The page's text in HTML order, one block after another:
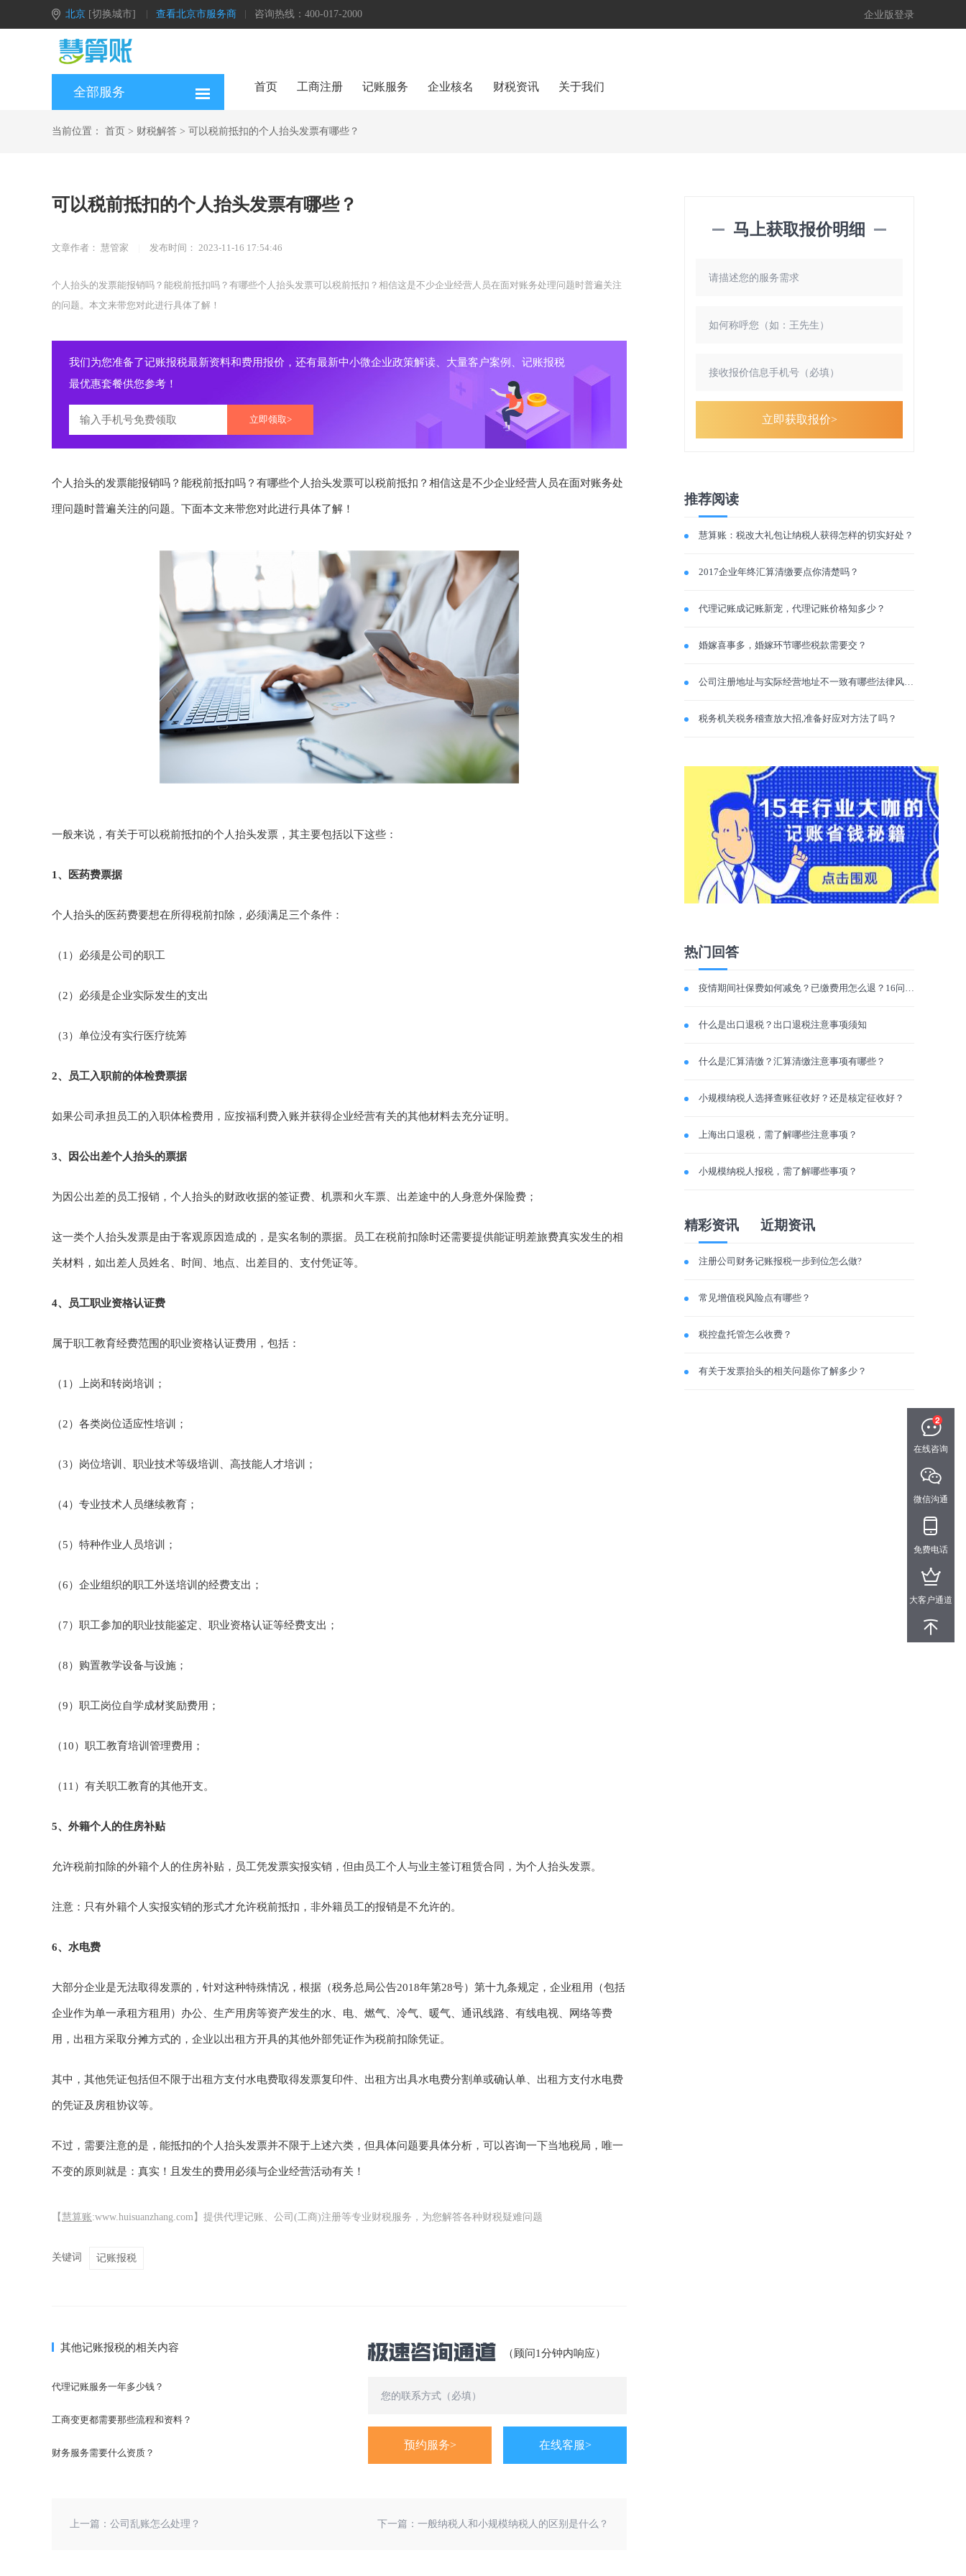
北京 [切换城市] 查看北京市服务商 咨询热线：400-017-2000 企业版登录
全部服务 首页 工商注册 记账服务 企业核名 财税资讯 关于我们
当前位置： 首页 > 财税解答 > 可以税前抵扣的个人抬头发票有哪些？
可以税前抵扣的个人抬头发票有哪些？
文章作者： 慧管家 发布时间： 2023-11-16 17:54:46
个人抬头的发票能报销吗？能税前抵扣吗？有哪些个人抬头发票可以税前抵扣？相信这是不少企业经营人员在面对账务处理问题时普遍关注
的问题。本文来带您对此进行具体了解！
我们为您准备了记账报税最新资料和费用报价，还有最新中小微企业政策解读、大量客户案例、记账报税
最优惠套餐供您参考！
立即领取>
个人抬头的发票能报销吗？能税前抵扣吗？有哪些个人抬头发票可以税前抵扣？相信这是不少企业经营人员在面对账务处
理问题时普遍关注的问题。下面本文来带您对此进行具体了解！
一般来说，有关于可以税前抵扣的个人抬头发票，其主要包括以下这些：
1、医药费票据
个人抬头的医药费要想在所得税前扣除，必须满足三个条件：
（1）必须是公司的职工
（2）必须是企业实际发生的支出
（3）单位没有实行医疗统筹
2、员工入职前的体检费票据
如果公司承担员工的入职体检费用，应按福利费入账并获得企业经营有关的其他材料去充分证明。
3、因公出差个人抬头的票据
为因公出差的员工报销，个人抬头的财政收据的签证费、机票和火车票、出差途中的人身意外保险费；
这一类个人抬头发票是由于客观原因造成的，是实名制的票据。员工在税前扣除时还需要提供能证明差旅费真实发生的相
关材料，如出差人员姓名、时间、地点、出差目的、支付凭证等。
4、员工职业资格认证费
属于职工教育经费范围的职业资格认证费用，包括：
（1）上岗和转岗培训；
（2）各类岗位适应性培训；
（3）岗位培训、职业技术等级培训、高技能人才培训；
（4）专业技术人员继续教育；
（5）特种作业人员培训；
（6）企业组织的职工外送培训的经费支出；
（7）职工参加的职业技能鉴定、职业资格认证等经费支出；
（8）购置教学设备与设施；
（9）职工岗位自学成材奖励费用；
（10）职工教育培训管理费用；
（11）有关职工教育的其他开支。
5、外籍个人的住房补贴
允许税前扣除的外籍个人的住房补贴，员工凭发票实报实销，但由员工个人与业主签订租赁合同，为个人抬头发票。
注意：只有外籍个人实报实销的形式才允许税前抵扣，非外籍员工的报销是不允许的。
6、水电费
大部分企业是无法取得发票的，针对这种特殊情况，根据（税务总局公告2018年第28号）第十九条规定，企业租用（包括
企业作为单一承租方租用）办公、生产用房等资产发生的水、电、燃气、冷气、暖气、通讯线路、有线电视、网络等费
用，出租方采取分摊方式的，企业以出租方开具的其他外部凭证作为税前扣除凭证。
其中，其他凭证包括但不限于出租方支付水电费取得发票复印件、出租方出具水电费分割单或确认单、出租方支付水电费
的凭证及房租协议等。
不过，需要注意的是，能抵扣的个人抬头发票并不限于上述六类，但具体问题要具体分析，可以咨询一下当地税局，唯一
不变的原则就是：真实！且发生的费用必须与企业经营活动有关！
【 慧算账:www.huisuanzhang.com】提供代理记账、公司(工商)注册等专业财税服务，为您解答各种财税疑难问题
关键词 记账报税
其他记账报税的相关内容
代理记账服务一年多少钱？
工商变更都需要那些流程和资料？
财务服务需要什么资质？
（顾问1分钟内响应）
预约服务> 在线客服>
上一篇： 公司乱账怎么处理？ 下一篇： 一般纳税人和小规模纳税人的区别是什么？
马上获取报价明细
立即获取报价>
推荐阅读
慧算账：税改大礼包让纳税人获得怎样的切实好处？
2017企业年终汇算清缴要点你清楚吗？
代理记账成记账新宠，代理记账价格知多少？
婚嫁喜事多，婚嫁环节哪些税款需要交？
公司注册地址与实际经营地址不一致有哪些法律风险？
税务机关税务稽查放大招,准备好应对方法了吗？
热门回答
疫情期间社保费如何减免？已缴费用怎么退？16问为您答疑解惑
什么是出口退税？出口退税注意事项须知
什么是汇算清缴？汇算清缴注意事项有哪些？
小规模纳税人选择查账征收好？还是核定征收好？
上海出口退税，需了解哪些注意事项？
小规模纳税人报税，需了解哪些事项？
精彩资讯 近期资讯
注册公司财务记账报税一步到位怎么做?
常见增值税风险点有哪些？
税控盘托管怎么收费？
有关于发票抬头的相关问题你了解多少？
在线咨询
微信沟通
免费电话
大客户通道